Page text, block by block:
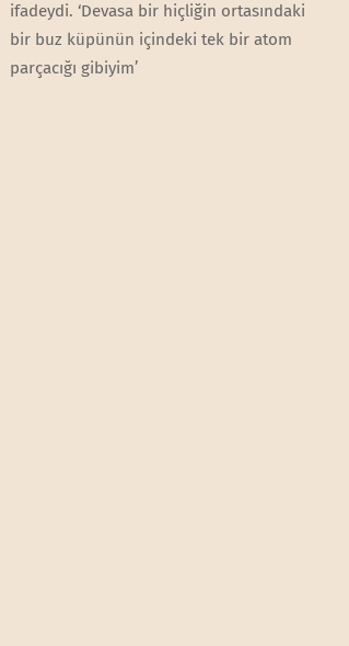
ifadeydi. ‘Devasa bir hiçliğin ortasındaki
bir buz küpünün içindeki tek bir atom
parçacığı gibiyim’